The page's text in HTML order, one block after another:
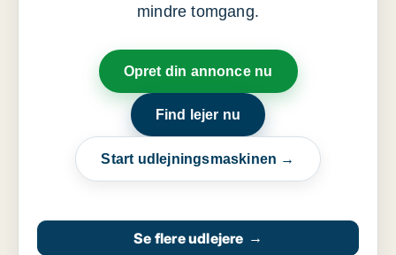
mindre tomgang.
Opret din annonce nu
Find lejer nu
Start udlejningsmaskinen →
Se flere udlejere →